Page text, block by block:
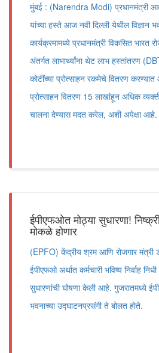
मुंबई : (Narendra Modi) प्रधानमंत्री
यांच्या हस्ते आज नवी दिल्ली येथील विज्ञान
कार्यक्रमामध्ये प्रधानमंत्री विकसित भारत
अंतर्गत लाभार्थ्यांना थेट लाभ हस्तांतरण
कोटींच्या प्रोत्साहन रकमेचे वितरण
प्रोत्साहन वितरण 15 लाखांहून अधिक
चालना देण्यास मदत करेल, अशी अपेक्षा आहे.
ईपीएफओत मोठ्या सुधारणा!
मोकळे होणार
(EPFO) केंद्रीय श्रम आणि रोजगार मंत्री
ईपीएफओ अर्थात कर्मचारी भविष्य निर्वाह
सुधारणांची घोषणा केली आहे. गुजरातमध्ये
भवनाच्या उद्घाटनप्रसंगी ते बोलत होते.